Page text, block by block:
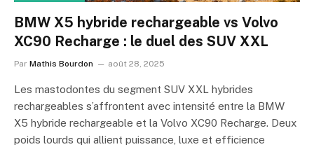
BMW X5 hybride rechargeable vs Volvo
XC90 Recharge : le duel des SUV XXL
Par Mathis Bourdon août 28, 2025
Les mastodontes du segment SUV XXL hybrides
rechargeables s’affrontent avec intensité entre la BMW
X5 hybride rechargeable et la Volvo XC90 Recharge. Deux
poids lourds qui allient puissance, luxe et efficience